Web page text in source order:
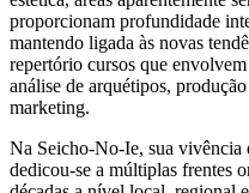
proporcionam profundidade
mantendo ligada às novas
repertório cursos que
análise de arquétipos,
marketing.
Na Seicho-No-Ie, sua vivência
dedicou-se a múltiplas frentes